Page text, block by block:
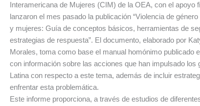
Interamericana de Mujeres (CIM) de la OEA, con el apoyo
lanzaron el mes pasado la publicación “Violencia de
y mujeres: Guía de conceptos básicos, herramientas de
estrategias de respuesta”. El documento, elaborado por
Morales, toma como base el manual homónimo publicado
con información sobre las acciones que han impulsado los
Latina con respecto a este tema, además de incluir
enfrentar esta problemática.
Este informe proporciona, a través de estudios de